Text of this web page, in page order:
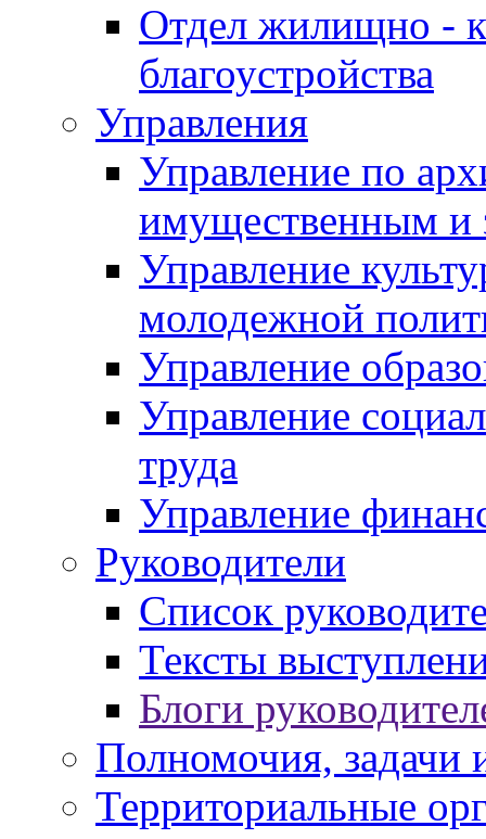
Отдел жилищно -
благоустройства
Управления
Управление по
имущественным и
Управление
молодежной
Управление
Управление
труда
Управление
Руководители
Список
Тексты
Блоги
Полномочия, задачи
Территориальные